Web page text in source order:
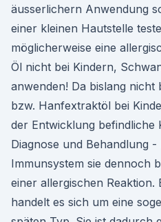
äusserlichern Anwendung
einer kleinen Hautstelle
möglicherweise eine
Öl nicht bei Kindern,
anwenden! Da bislang nicht
bzw. Hanfextraktöl bei
der Entwicklung befindliche
Diagnose und Behandlung
Immunsystem sie dennoch
einer allergischen Reaktion.
handelt es sich um eine